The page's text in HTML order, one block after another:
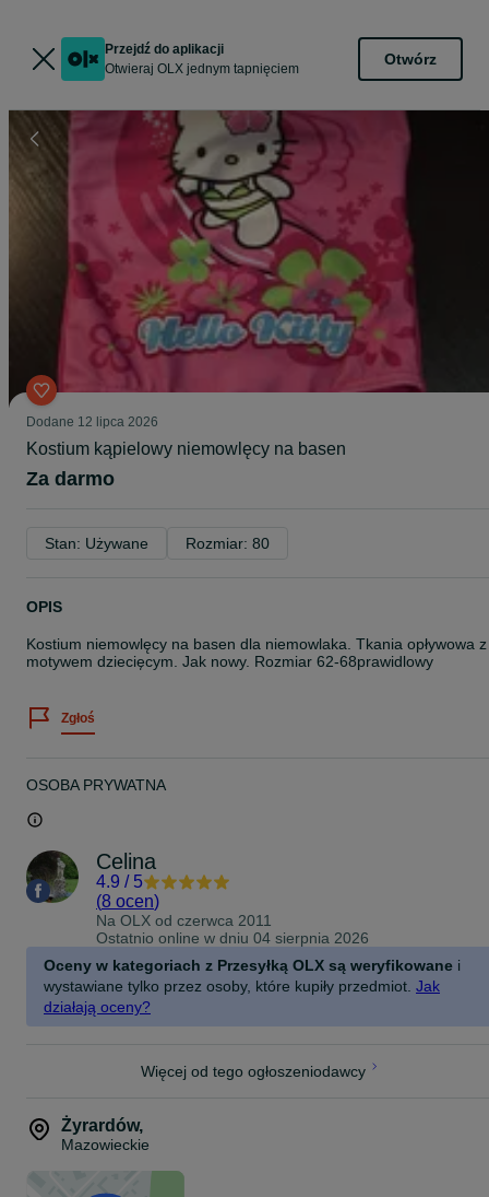
Przejdź do aplikacji
Otwieraj OLX jednym tapnięciem
Otwórz
Dodane 12 lipca 2026
Kostium kąpielowy niemowlęcy na basen
Za darmo
Stan: Używane Rozmiar: 80
OPIS
Kostium niemowlęcy na basen dla niemowlaka. Tkania opływowa z
motywem dziecięcym. Jak nowy. Rozmiar 62-68prawidlowy
Zgłoś
OSOBA PRYWATNA
Celina
4.9 / 5
(8 ocen)
Na OLX od czerwca 2011
Ostatnio online w dniu 04 sierpnia 2026
Oceny w kategoriach z Przesyłką OLX są weryfikowane i
wystawiane tylko przez osoby, które kupiły przedmiot. Jak
działają oceny?
Więcej od tego ogłoszeniodawcy
Żyrardów,
Mazowieckie